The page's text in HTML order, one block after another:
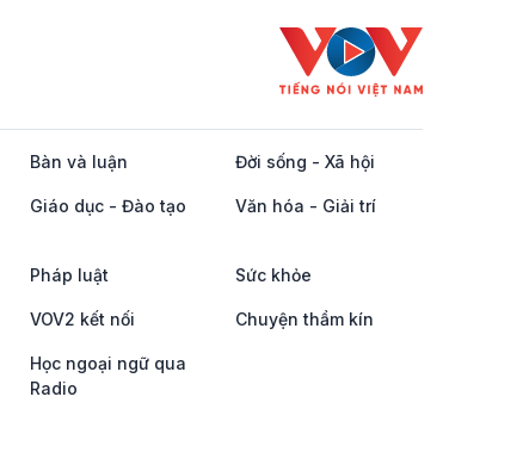
Bàn và luận Đời sống - Xã hội
Giáo dục - Đào tạo Văn hóa - Giải trí
Pháp luật Sức khỏe
VOV2 kết nối Chuyện thầm kín
Học ngoại ngữ qua
Radio